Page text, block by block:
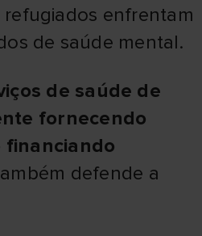
enfrentam
de saúde mental.
de saúde de
fornecendo
financiando
defende a